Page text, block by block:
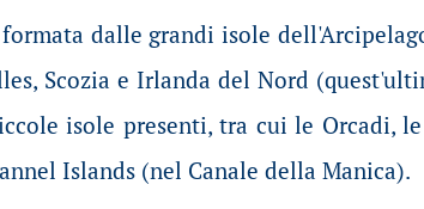
dalle grandi isole
Scozia e Irlanda del Nord
isole presenti, tra cui le Orcadi,
Islands (nel Canale della Manica).